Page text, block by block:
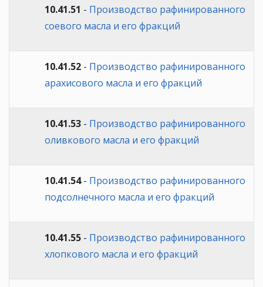
10.41.51 - Производство рафинированного
соевого масла и его фракций
10.41.52 - Производство рафинированного
арахисового масла и его фракций
10.41.53 - Производство рафинированного
оливкового масла и его фракций
10.41.54- Производство рафинированного
подсолнечного масла и его фракций
10.41.55 - Производство рафинированного
хлопкового масла и его фракций